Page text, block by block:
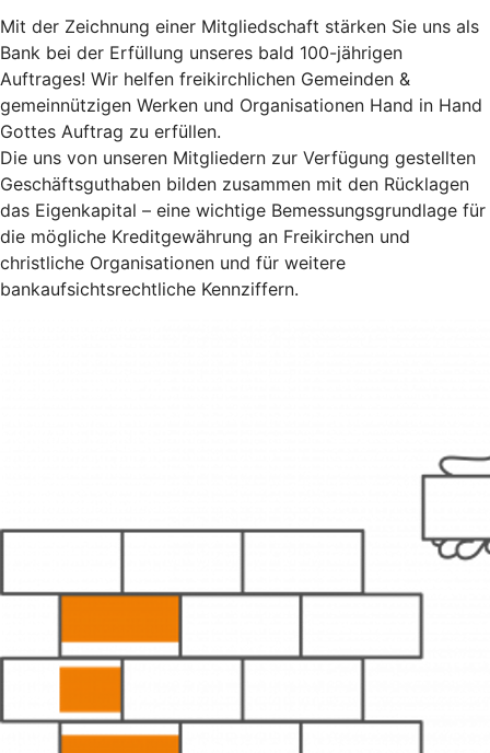
Mit der Zeichnung einer Mitgliedschaft stärken Sie uns als
Bank bei der Erfüllung unseres bald 100-jährigen
Auftrages! Wir helfen freikirchlichen Gemeinden &
gemeinnützigen Werken und Organisationen Hand in Hand
Gottes Auftrag zu erfüllen.
Die uns von unseren Mitgliedern zur Verfügung gestellten
Geschäftsguthaben bilden zusammen mit den Rücklagen
das Eigenkapital – eine wichtige Bemessungsgrundlage für
die mögliche Kreditgewährung an Freikirchen und
christliche Organisationen und für weitere
bankaufsichtsrechtliche Kennziffern.